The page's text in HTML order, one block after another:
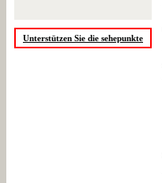
Unterstützen Sie die sehepunkte